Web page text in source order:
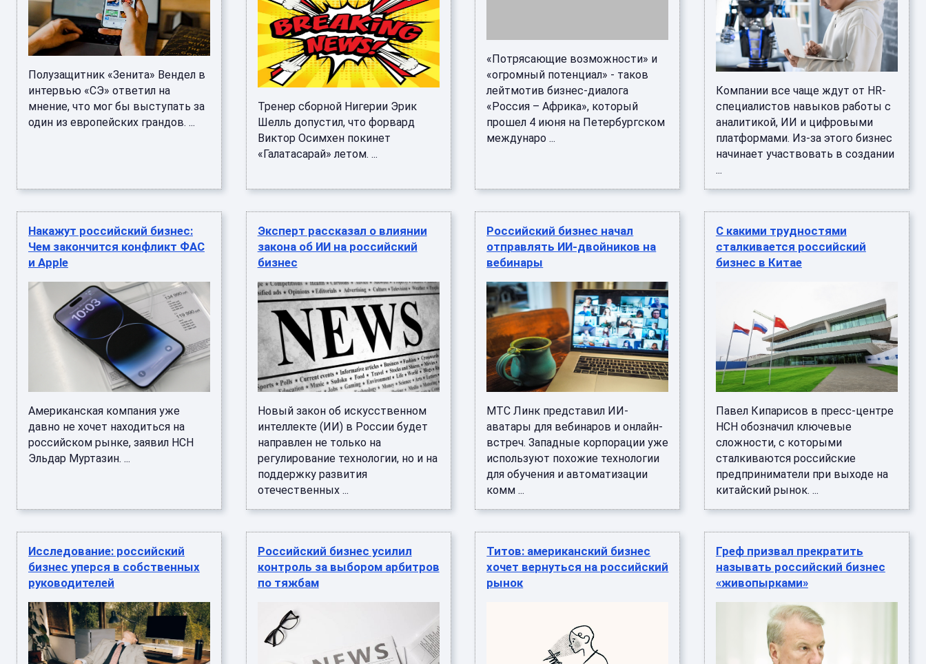
Полузащитник «Зенита» Вендел в
интервью «СЭ» ответил на
мнение, что мог бы выступать за
один из европейских грандов. ...
Тренер сборной Нигерии Эрик
Шелль допустил, что форвард
Виктор Осимхен покинет
«Галатасарай» летом. ...
«Потрясающие возможности» и
«огромный потенциал» - таков
лейтмотив бизнес-диалога
«Россия – Африка», который
прошел 4 июня на Петербургском
междунаро ...
Компании все чаще ждут от HR-
специалистов навыков работы с
аналитикой, ИИ и цифровыми
платформами. Из-за этого бизнес
начинает участвовать в создании
...
Накажут российский бизнес:
Чем закончится конфликт ФАС
и Apple
Американская компания уже
давно не хочет находиться на
российском рынке, заявил НСН
Эльдар Муртазин. ...
Эксперт рассказал о влиянии
закона об ИИ на российский
бизнес
Новый закон об искусственном
интеллекте (ИИ) в России будет
направлен не только на
регулирование технологии, но и на
поддержку развития
отечественных ...
Российский бизнес начал
отправлять ИИ-двойников на
вебинары
МТС Линк представил ИИ-
аватары для вебинаров и онлайн-
встреч. Западные корпорации уже
используют похожие технологии
для обучения и автоматизации
комм ...
С какими трудностями
сталкивается российский
бизнес в Китае
Павел Кипарисов в пресс-центре
НСН обозначил ключевые
сложности, с которыми
сталкиваются российские
предприниматели при выходе на
китайский рынок. ...
Исследование: российский
бизнес уперся в собственных
руководителей
Российский бизнес усилил
контроль за выбором арбитров
по тяжбам
Титов: американский бизнес
хочет вернуться на российский
рынок
Греф призвал прекратить
называть российский бизнес
«живопырками»